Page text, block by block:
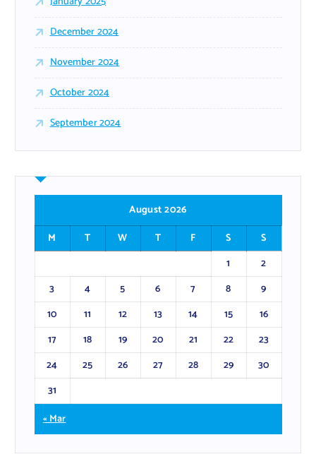
December 2024
November 2024
October 2024
September 2024
August 2026
M
T W T F S
S
1
2
3
4 5 6 7 8
9
10
11 12 13 14 15
16
17
18 19 20 21 22
23
24
25 26 27 28 29
30
31
« Mar